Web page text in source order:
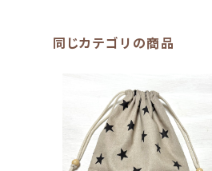
同じカテゴリの商品